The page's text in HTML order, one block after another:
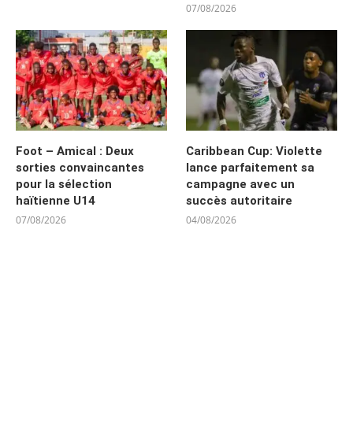
07/08/2026
Foot – Amical : Deux
sorties convaincantes
pour la sélection
haïtienne U14
07/08/2026
Caribbean Cup: Violette
lance parfaitement sa
campagne avec un
succès autoritaire
04/08/2026